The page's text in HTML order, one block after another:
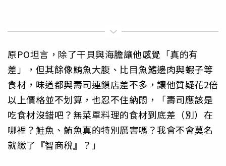
原PO坦言，除了干貝與海膽讓他感覺「真的有
差」，但其餘像鮪魚大腹、比目魚鰭邊肉與蝦子等
食材，味道都與壽司連鎖店差不多，讓他質疑花2倍
以上價格並不划算，也忍不住納悶，「壽司應該是
吃食材沒錯吧？無菜單料理的食材到底差（別）在
哪裡？鮭魚、鮪魚真的特別厲害嗎？我會不會莫名
就繳了『智商稅』？」